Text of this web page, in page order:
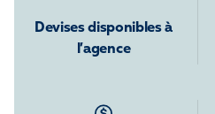
Devises disponibles à
l’agence